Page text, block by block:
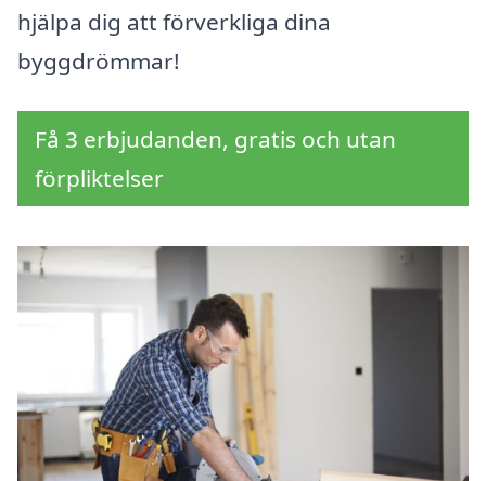
hjälpa dig att förverkliga dina
byggdrömmar!
Få 3 erbjudanden, gratis och utan
förpliktelser